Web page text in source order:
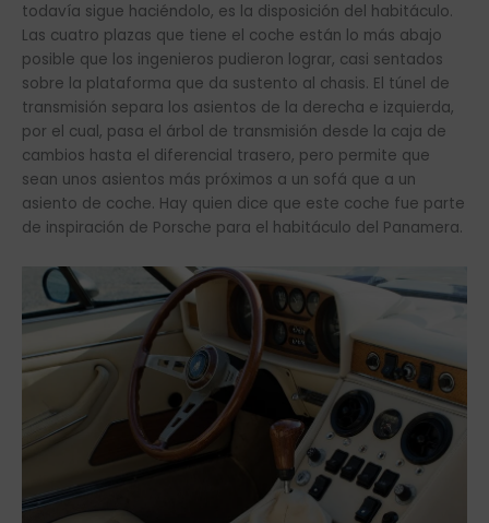
todavía sigue haciéndolo, es la disposición del habitáculo.
Las cuatro plazas que tiene el coche están lo más abajo
posible que los ingenieros pudieron lograr, casi sentados
sobre la plataforma que da sustento al chasis. El túnel de
transmisión separa los asientos de la derecha e izquierda,
por el cual, pasa el árbol de transmisión desde la caja de
cambios hasta el diferencial trasero, pero permite que
sean unos asientos más próximos a un sofá que a un
asiento de coche. Hay quien dice que este coche fue parte
de inspiración de Porsche para el habitáculo del Panamera.